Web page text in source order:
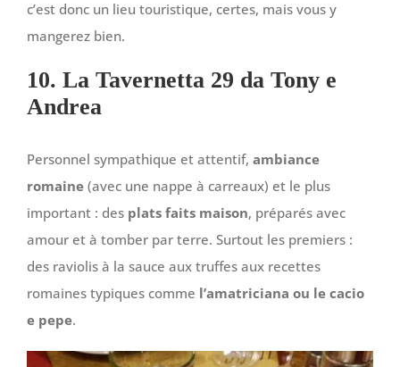
c’est donc un lieu touristique, certes, mais vous y
mangerez bien.
10. La Tavernetta 29 da Tony e
Andrea
Personnel sympathique et attentif, ambiance
romaine(avec une nappe à carreaux) et le plus
important : des plats faits maison, préparés avec
amour et à tomber par terre. Surtout les premiers :
des raviolis à la sauce aux truffes aux recettes
romaines typiques comme l’amatriciana ou le cacio
e pepe.